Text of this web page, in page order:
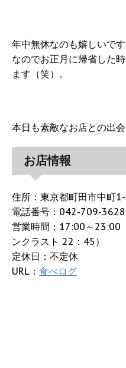
年中無休なのも嬉しいで
なのでお正月に帰省した
ます（笑）。
本日も素敵なお店との出
お店情報
住所：東京都町田市中町
電話番号：042-709-3628
営業時間：17:00～23:00
ンクラスト 22：45）
定休日：不定休
URL： 食べログ